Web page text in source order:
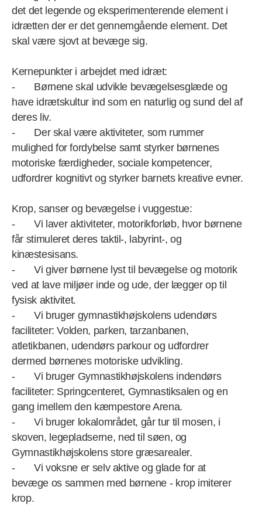
det det legende og eksperimenterende element i
idrætten der er det gennemgående element. Det
skal være sjovt at bevæge sig.
Kernepunkter i arbejdet med idræt:
- Børnene skal udvikle bevægelsesglæde og
have idrætskultur ind som en naturlig og sund del af
deres liv.
- Der skal være aktiviteter, som rummer
mulighed for fordybelse samt styrker børnenes
motoriske færdigheder, sociale kompetencer,
udfordrer kognitivt og styrker barnets kreative evner.
Krop, sanser og bevægelse i vuggestue:
- Vi laver aktiviteter, motorikforløb, hvor børnene
får stimuleret deres taktil-, labyrint-, og
kinæstesisans.
- Vi giver børnene lyst til bevægelse og motorik
ved at lave miljøer inde og ude, der lægger op til
fysisk aktivitet.
- Vi bruger gymnastikhøjskolens udendørs
faciliteter: Volden, parken, tarzanbanen,
atletikbanen, udendørs parkour og udfordrer
dermed børnenes motoriske udvikling.
- Vi bruger Gymnastikhøjskolens indendørs
faciliteter: Springcenteret, Gymnastiksalen og en
gang imellem den kæmpestore Arena.
- Vi bruger lokalområdet, går tur til mosen, i
skoven, legepladserne, ned til søen, og
Gymnastikhøjskolens store græsarealer.
- Vi voksne er selv aktive og glade for at
bevæge os sammen med børnene - krop imiterer
krop.